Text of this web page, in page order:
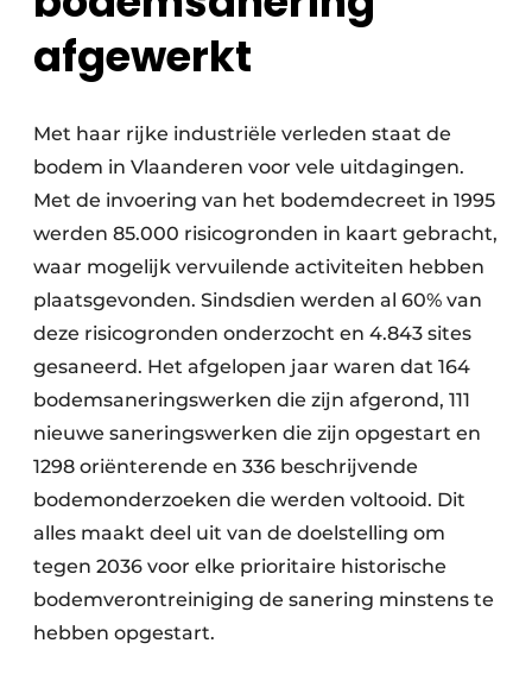
afgewerkt
Met haar rijke industriële verleden staat de
bodem in Vlaanderen voor vele uitdagingen.
Met de invoering van het bodemdecreet in 1995
werden 85.000 risicogronden in kaart gebracht,
waar mogelijk vervuilende activiteiten hebben
plaatsgevonden. Sindsdien werden al 60% van
deze risicogronden onderzocht en 4.843 sites
gesaneerd. Het afgelopen jaar waren dat 164
bodemsaneringswerken die zijn afgerond, 111
nieuwe saneringswerken die zijn opgestart en
1298 oriënterende en 336 beschrijvende
bodemonderzoeken die werden voltooid. Dit
alles maakt deel uit van de doelstelling om
tegen 2036 voor elke prioritaire historische
bodemverontreiniging de sanering minstens te
hebben opgestart.